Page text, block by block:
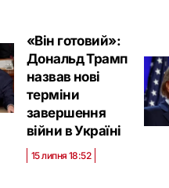
«Він готовий»:
Дональд Трамп
назвав нові
терміни
завершення
війни в Україні
15 липня 18:52